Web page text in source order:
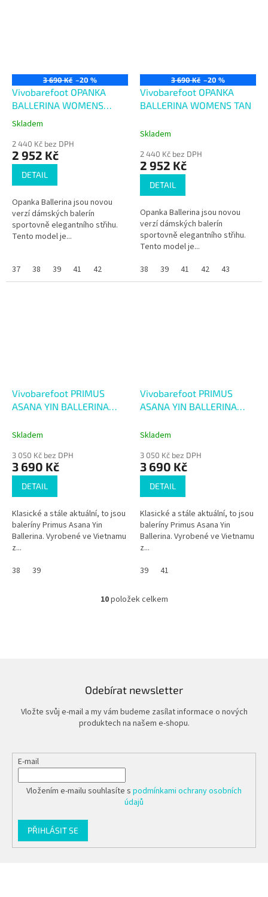
3 690 Kč –20 %
Vivobarefoot OPANKA
BALLERINA WOMENS
OBSIDIAN
Průměrné
produktu
je
hvězdiček.
Skladem
2 440 Kč bez DPH
2 952 Kč
DETAIL
Opanka Ballerina jsou novou
verzí dámských balerín
sportovně elegantního střihu.
Tento model je...
37 38 39 41 42
3 690 Kč –20 %
Vivobarefoot OPANKA
BALLERINA WOMENS TAN
Skladem
2 440 Kč bez DPH
2 952 Kč
DETAIL
Opanka Ballerina jsou novou
verzí dámských balerín
sportovně elegantního střihu.
Tento model je...
38
39 41 42 43
Vivobarefoot PRIMUS
ASANA YIN BALLERINA
OBSIDIAN
Skladem
3 050 Kč bez DPH
3 690 Kč
DETAIL
Klasické a stále aktuální, to jsou
baleríny Primus Asana Yin
Ballerina. Vyrobené ve Vietnamu
z...
38
39
Vivobarefoot PRIMUS
ASANA YIN BALLERINA
Skladem
3 050 Kč bez DPH
3 690 Kč
DETAIL
Klasické a stále aktuální, to jsou
baleríny Primus Asana Yin
Ballerina. Vyrobené ve Vietnamu
z...
39
41
O
p
r
v
k
v
i
s
u
10položek celkem
Odebírat newsletter
Vložte svůj e-mail a my vám budeme zasílat informace o nových
produktech na našem e-shopu.
E-mail
Vložením e-mailu souhlasíte s podmínkami ochrany osobních
údajů
PŘIHLÁSIT SE